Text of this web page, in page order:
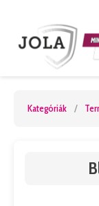
Kategóriák /